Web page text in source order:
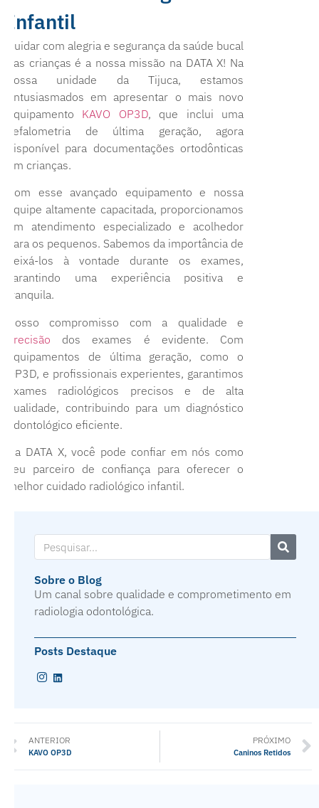
Infantil
Cuidar com alegria e segurança da saúde bucal
das crianças é a nossa missão na DATA X! Na
nossa unidade da Tijuca, estamos
entusiasmados em apresentar o mais novo
equipamento KAVO OP3D, que inclui uma
cefalometria de última geração, agora
disponível para documentações ortodônticas
em crianças.
Com esse avançado equipamento e nossa
equipe altamente capacitada, proporcionamos
um atendimento especializado e acolhedor
para os pequenos. Sabemos da importância de
deixá-los à vontade durante os exames,
garantindo uma experiência positiva e
tranquila.
Nosso compromisso com a qualidade e
precisão dos exames é evidente. Com
equipamentos de última geração, como o
OP3D, e profissionais experientes, garantimos
exames radiológicos precisos e de alta
qualidade, contribuindo para um diagnóstico
odontológico eficiente.
Na DATA X, você pode confiar em nós como
seu parceiro de confiança para oferecer o
melhor cuidado radiológico infantil.
Sobre o Blog
Um canal sobre qualidade e comprometimento em
radiologia odontológica.
Posts Destaque
ANTERIOR
KAVO OP3D
PRÓXIMO
Caninos Retidos